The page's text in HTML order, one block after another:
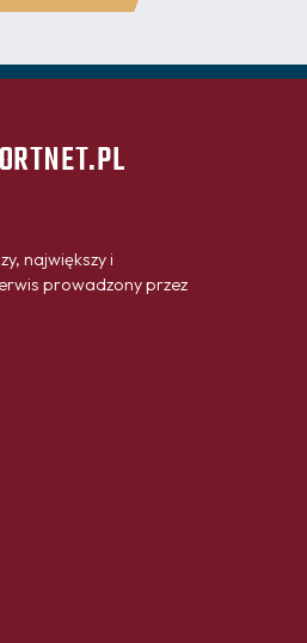
największy i
prowadzony przez